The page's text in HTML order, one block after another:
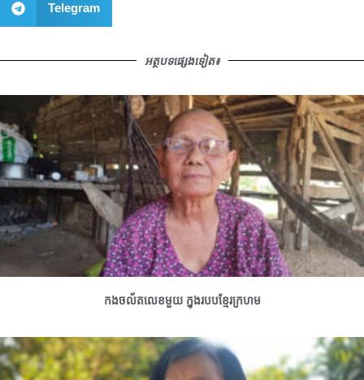
Telegram
អត្ថបទផ្សេងទៀត៖
កងចល័តលេខមួយ ក្នុងរបបខ្មែរក្រហម